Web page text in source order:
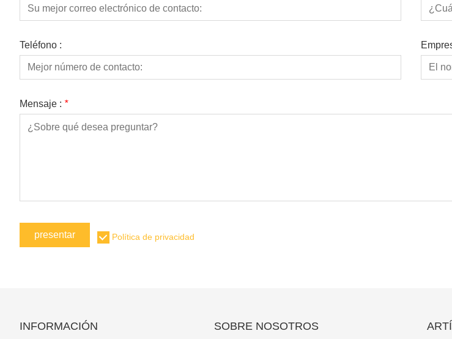
Teléfono :
Mensaje : *
presentar Política de privacidad
INFORMACIÓN SOBRE NOSOTROS